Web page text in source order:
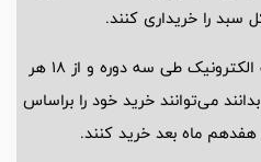
یحیوی با بیان اینکه طرح فجرانه الکترونیک طی سه دوره و از ۱۸ هر
می‌توانند خرید خود را براساس
ماه بعد خرید کنند.